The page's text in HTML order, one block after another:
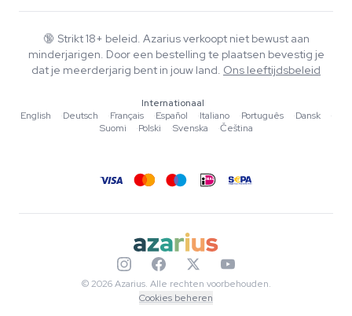
Veelgestelde vragen
Privacybeleid
Wiki
Schrijvers
Tools & Calculators
🔞 Strikt 18+ beleid. Azarius verkoopt niet bewust aan
minderjarigen. Door een bestelling te plaatsen bevestig je
dat je meerderjarig bent in jouw land. Ons leeftijdsbeleid
Internationaal
English
·Deutsch ·Français ·Español ·Italiano ·Português ·Dansk
·
Suomi
·Polski ·Svenska ·Čeština
© 2026 Azarius. Alle rechten voorbehouden.
Cookies beheren